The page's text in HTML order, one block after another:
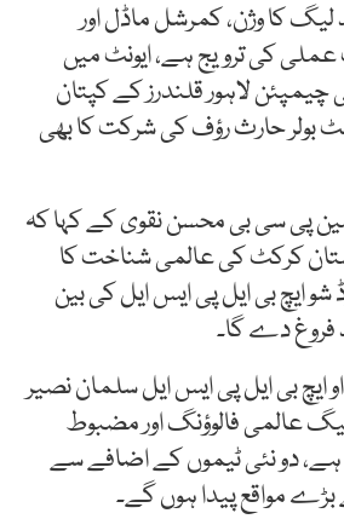
کا وژن، کمرشل ماڈل اور
کی ترویج ہے، ایونٹ میں
لاہور قلندرز کے کپتان
بولر حارث رؤف کی شرکت کا بھی
پی سی بی محسن نقوی کے کہا کہ
کرکٹ کی عالمی شناخت کا
ایچ بی ایل پی ایس ایل کی بین
فروغ دے گا۔
بی ایل پی ایس ایل سلمان نصیر
عالمی فالوؤنگ اور مضبوط
دو نئی ٹیموں کے اضافے سے
بڑے مواقع پیدا ہوں گے۔